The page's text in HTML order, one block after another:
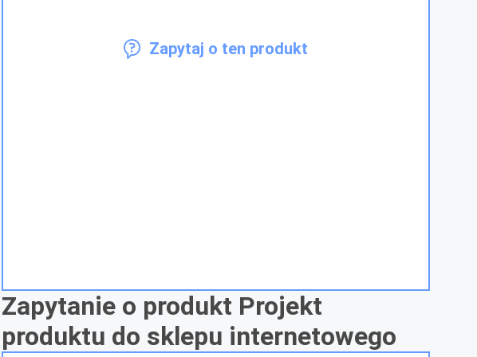
Zapytaj o ten produkt
Zapytanie o produkt Projekt
produktu do sklepu internetowego